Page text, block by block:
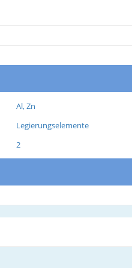
Al, Zn
Legierungselemente
2